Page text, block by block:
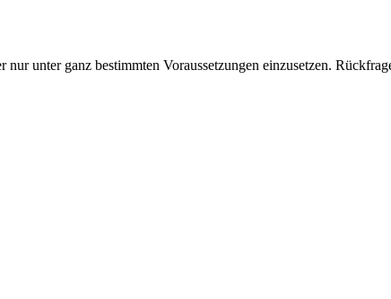
unter ganz bestimmten Voraussetzungen einzusetzen.